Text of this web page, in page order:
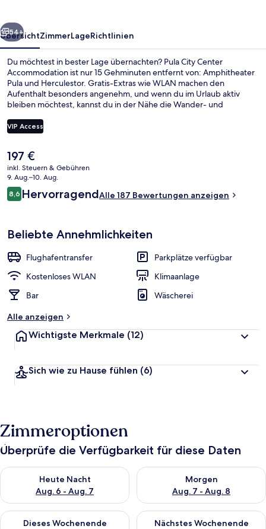
Weiter
54+
ÜbersichtZimmerLageRichtlinien
Du möchtest in bester Lage übernachten? Pula City Center
Accommodation ist nur 15 Gehminuten entfernt von: Amphitheater
Pula und Herculestor. Gratis-Extras wie WLAN machen den
Aufenthalt besonders angenehm, und wenn du im Urlaub aktiv
bleiben möchtest, kannst du in der Nähe die Wander- und
Bar/Lounge und eine Terrasse gehören ebenfalls zum Angebot.
VIP Access
Der
aktuelle
Preis
beträgt
197 €.
197 €
inkl. Steuern & Gebühren
9. Aug.–10. Aug.
Bewertungen
8,68,6 von 10.
HervorragendAlle 187 Bewertungen anzeigen
Beliebte Annehmlichkeiten
Flughafentransfer
Parkplätze verfügbar
Kostenloses WLAN
Klimaanlage
Bar
Wäscherei
Alle anzeigen
Wichtigste Merkmale (12)
Sich wie zu Hause fühlen (6)
Zimmeroptionen
Überprüfe die Verfügbarkeit für diese Daten
Heute Nacht
Aug. 6 - Aug. 7
Überprüfe die Verfügbarkeit für heute Nacht, Aug. 6 - Aug. 7.
Morgen
Aug. 7 - Aug. 8
Überprüfe die Verfügbarkeit
Dieses Wochenende
Überprüfe die Verfügbarkeit für dieses Wochenende, Aug. 7
Nächstes Wochenende
Überprüfe die Verfügbarkeit